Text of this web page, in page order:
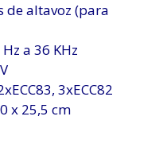
de altavoz (para
a 36 KHz
3xECC82
x 25,5 cm